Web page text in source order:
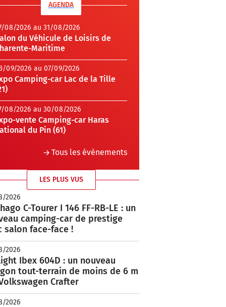
AGENDA
08/2026 au 31/08/2026
du Véhicule de Loisirs de
Maritime
09/2026 au 07/09/2026
Camping-car Lac de la Tille
08/2026 au 30/08/2026
vente Camping-car Haras
du Pin (61)
Tous les évènements
LES PLUS VUS
2026
C-Tourer I 146 FF-RB-LE : un
camping-car de prestige
salon face-face !
2026
Ibex 604D : un nouveau
tout-terrain de moins de 6 m
Crafter
2026